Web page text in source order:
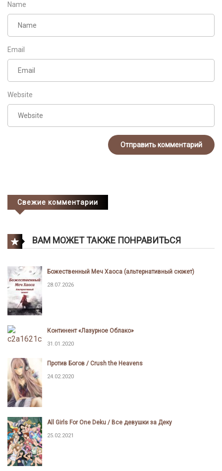
Name
Email
Website
Свежие комментарии
ВАМ МОЖЕТ ТАКЖЕ ПОНРАВИТЬСЯ
Божественный Меч Хаоса (альтернативный сюжет)
28.07.2026
Континент «Лазурное Облако»
31.01.2020
Против Богов / Crush the Heavens
24.02.2020
All Girls For One Deku / Все девушки за Деку
25.02.2021